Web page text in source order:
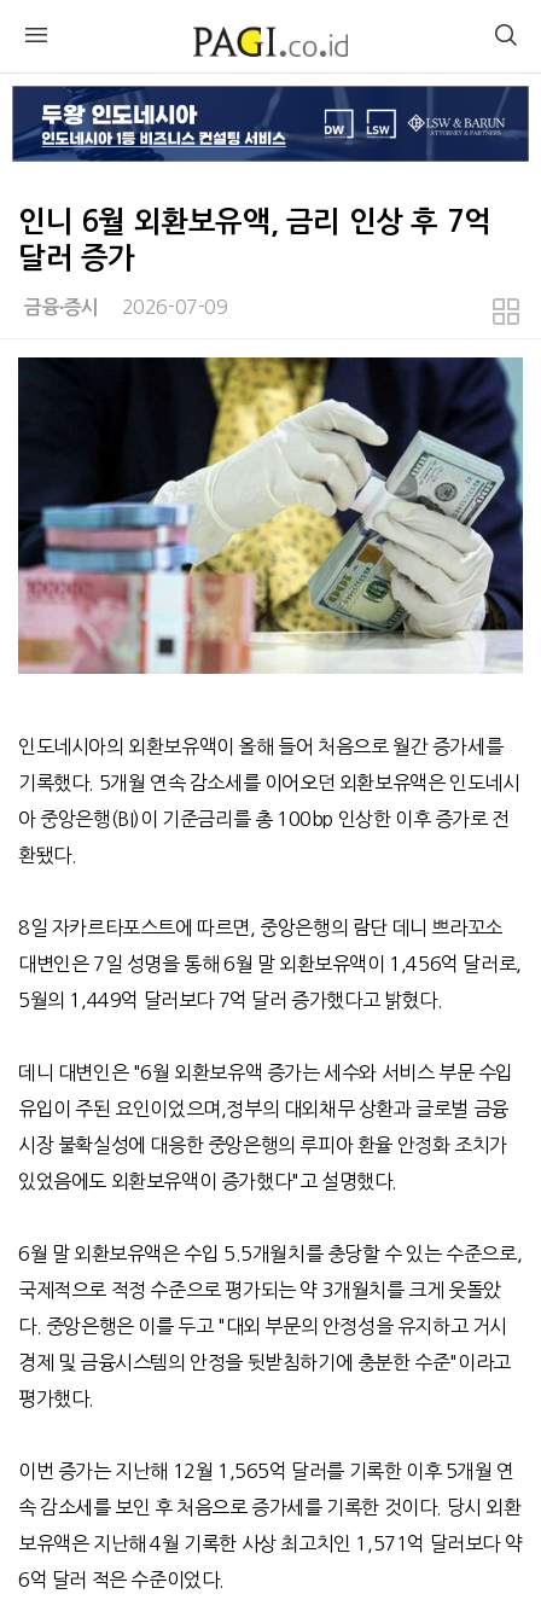
인니 6월 외환보유액, 금리 인상 후 7억
달러 증가
금융∙증시 2026-07-09
인도네시아의 외환보유액이 올해 들어 처음으로 월간 증가세를
기록했다. 5개월 연속 감소세를 이어오던 외환보유액은 인도네시
아 중앙은행(BI)이 기준금리를 총100bp 인상한 이후 증가로 전
환됐다.
8일 자카르타포스트에 따르면
중앙은행의 람단 데니 쁘라꼬소
대변인은 7일 성명을 통해 6월 말 외환보유액이 1,456억 달러로
5월의 1,449억 달러보다 7억 달러 증가했다고 밝혔다.
데니 대변인은"6월 외환보유액 증가는 세수와 서비스 부문 수입
유입이 주된 요인이었으며 정부의 대외채무 상환과 글로벌 금융
시장 불확실성에 대응한 중앙은행의 루피아 환율 안정화 조치가
있었음에도 외환보유액이 증가했다" 고 설명했다.
6월 말 외환보유액은 수입 5.5개월치를 충당할 수 있는 수준으로
국제적으로 적정 수준으로 평가되는 약 3개월치를 크게 웃돌았
다. 중앙은행은 이를 두고 "대외 부문의 안정성을 유지하고 거시
경제 및 금융시스템의 안정을 뒷받침하기에 충분한 수준"이라고
평가했다.
이번 증가는 지난해 12월 1,565억 달러를 기록한 이후 5개월 연
속 감소세를 보인 후 처음으로 증가세를 기록한 것이다. 당시 외환
보유액은 지난해 4월 기록한 사상 최고치인 1,571 억 달러보다 약
6억 달러 적은 수준이었다.